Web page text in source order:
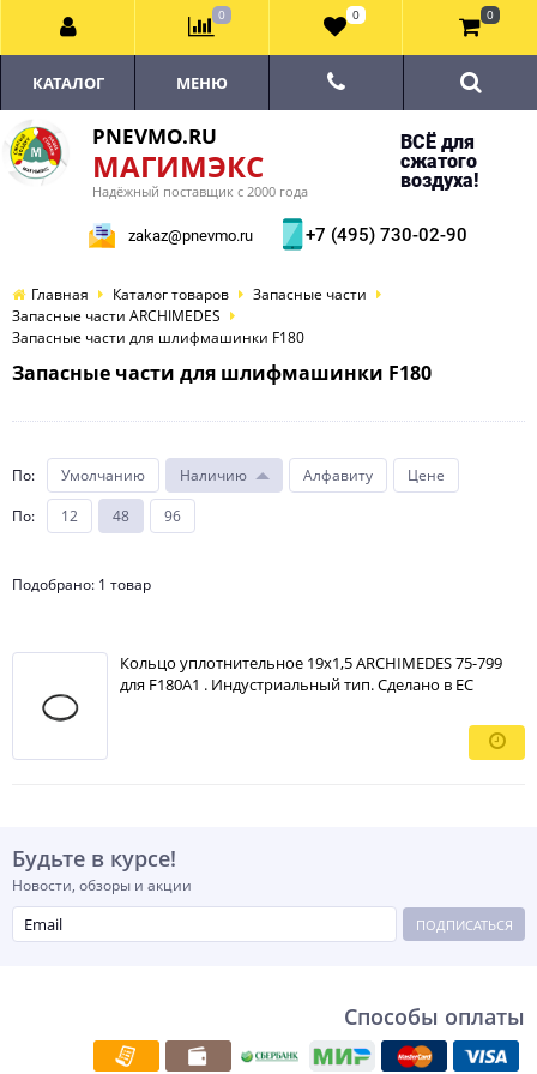
PNEVMO.RU
МАГИМЭКС
Надёжный поставщик с 2000 года
ВСЁ для
сжатого
воздуха!
zakaz@pnevmo.ru +7 (495) 730-02-90
КАТАЛОГ МЕНЮ
Главная Каталог товаров
Запасные части
Запасные части ARCHIMEDES
Запасные части для шлифмашинки F180
Запасные части для шлифмашинки F180
По: Умолчанию Наличию Алфавиту
Цене
По: 12 48 96
Подобрано: 1 товар
Кольцо уплотнительное 19х1,5 ARCHIMEDES 75-799
для F180A1 . Индустриальный тип. Сделано в ЕС
Будьте в курсе!
Новости, обзоры и акции
ПОДПИСАТЬСЯ
Способы оплаты
0 0 0